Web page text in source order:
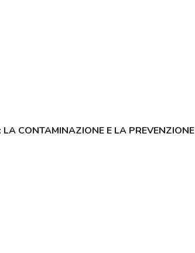
CONTAMINAZIONE E LA PREVENZIONE